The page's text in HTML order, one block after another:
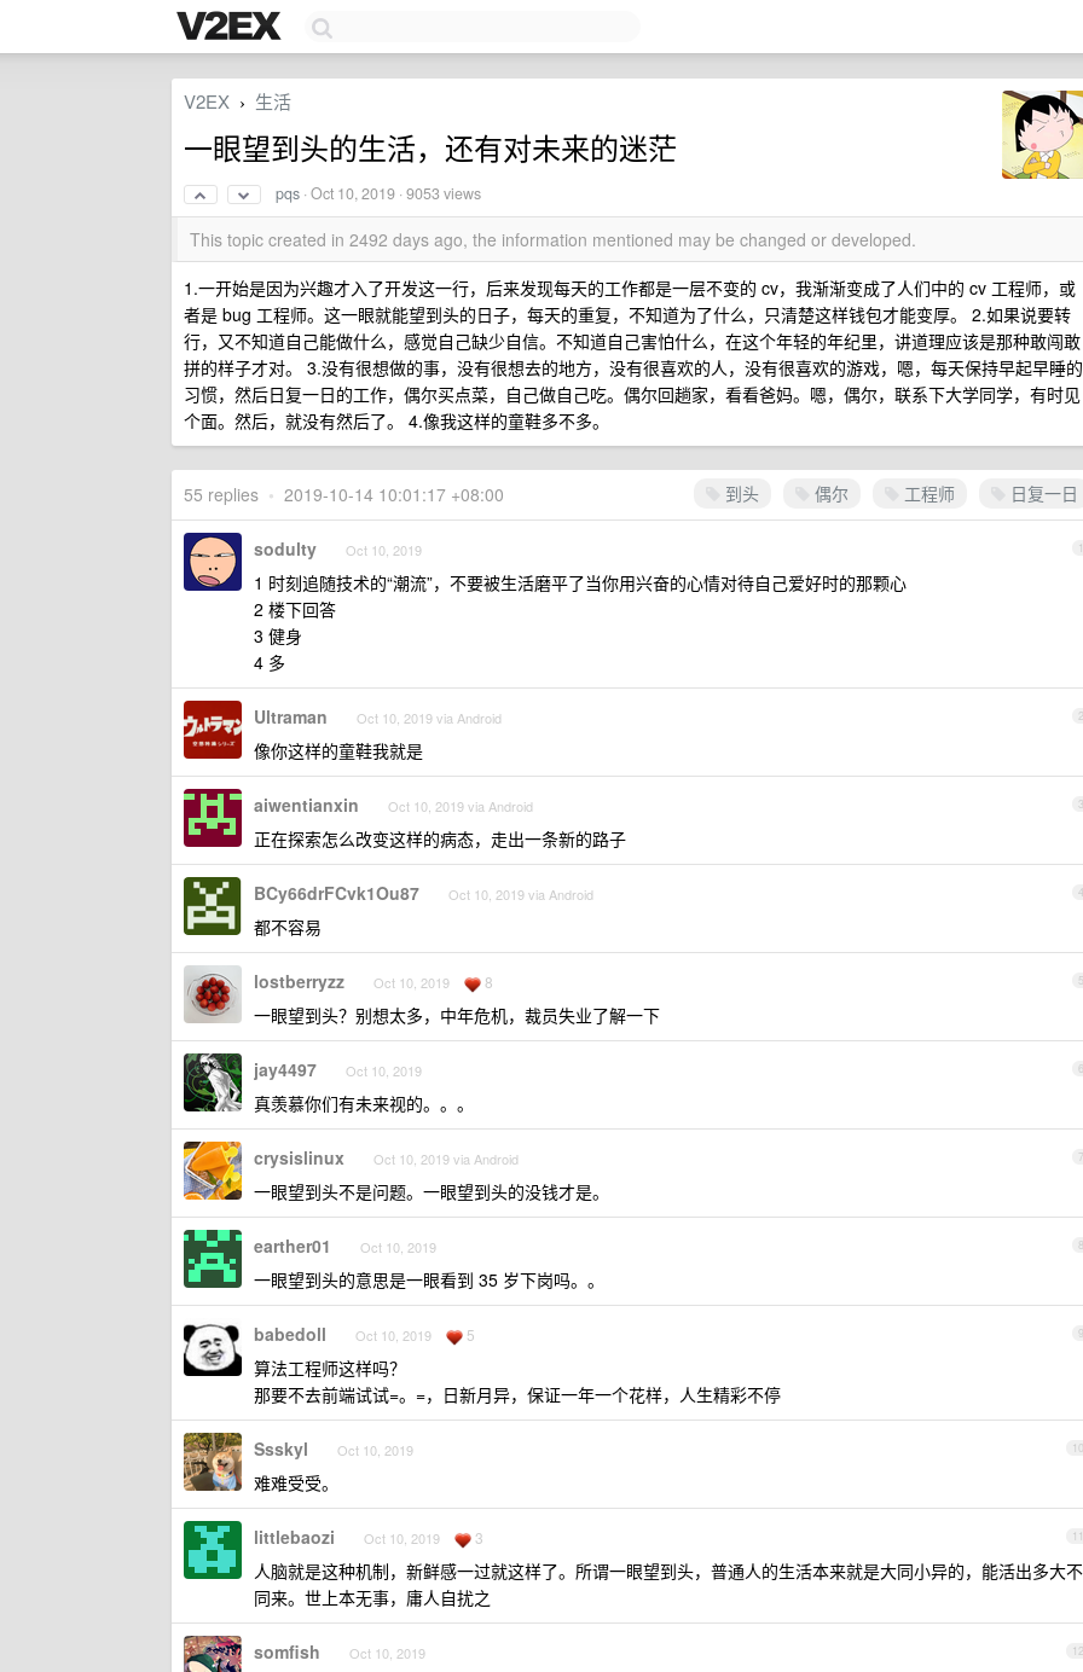
V2EX › 生活
一眼望到头的生活，还有对未来的迷茫
pqs ·Oct 10, 2019 · 9053 views
This topic created in 2492 days ago, the information mentioned may be changed or developed.
1.一开始是因为兴趣才入了开发这一行，后来发现每天的工作都是一层不变的 cv，我渐渐变成了人们中的 cv 工程师，或
者是 bug 工程师。这一眼就能望到头的日子，每天的重复，不知道为了什么，只清楚这样钱包才能变厚。 2.如果说要转
行，又不知道自己能做什么，感觉自己缺少自信。不知道自己害怕什么，在这个年轻的年纪里，讲道理应该是那种敢闯敢
拼的样子才对。 3.没有很想做的事，没有很想去的地方，没有很喜欢的人，没有很喜欢的游戏，嗯，每天保持早起早睡的
习惯，然后日复一日的工作，偶尔买点菜，自己做自己吃。偶尔回趟家，看看爸妈。嗯，偶尔，联系下大学同学，有时见
个面。然后，就没有然后了。 4.像我这样的童鞋多不多。
到头 偶尔 工程师 日复一日
55 replies • 2019-10-14 10:01:17 +08:00
1
sodulty Oct 10, 2019
1 时刻追随技术的“潮流”，不要被生活磨平了当你用兴奋的心情对待自己爱好时的那颗心
2 楼下回答
3 健身
4 多
2
Ultraman Oct 10, 2019 via Android
像你这样的童鞋我就是
3
aiwentianxin Oct 10, 2019 via Android
正在探索怎么改变这样的病态，走出一条新的路子
4
BCy66drFCvk1Ou87 Oct 10, 2019 via Android
都不容易
5
lostberryzz Oct 10, 2019 8
一眼望到头？别想太多，中年危机，裁员失业了解一下
6
jay4497 Oct 10, 2019
真羡慕你们有未来视的。。。
7
crysislinux Oct 10, 2019 via Android
一眼望到头不是问题。一眼望到头的没钱才是。
8
earther01 Oct 10, 2019
一眼望到头的意思是一眼看到 35 岁下岗吗。。
9
babedoll Oct 10, 2019 5
算法工程师这样吗？
那要不去前端试试=。=，日新月异，保证一年一个花样，人生精彩不停
10
Ssskyl Oct 10, 2019
难难受受。
11
littlebaozi Oct 10, 2019 3
人脑就是这种机制，新鲜感一过就这样了。所谓一眼望到头，普通人的生活本来就是大同小异的，能活出多大不
同来。世上本无事，庸人自扰之
12
somfish Oct 10, 2019